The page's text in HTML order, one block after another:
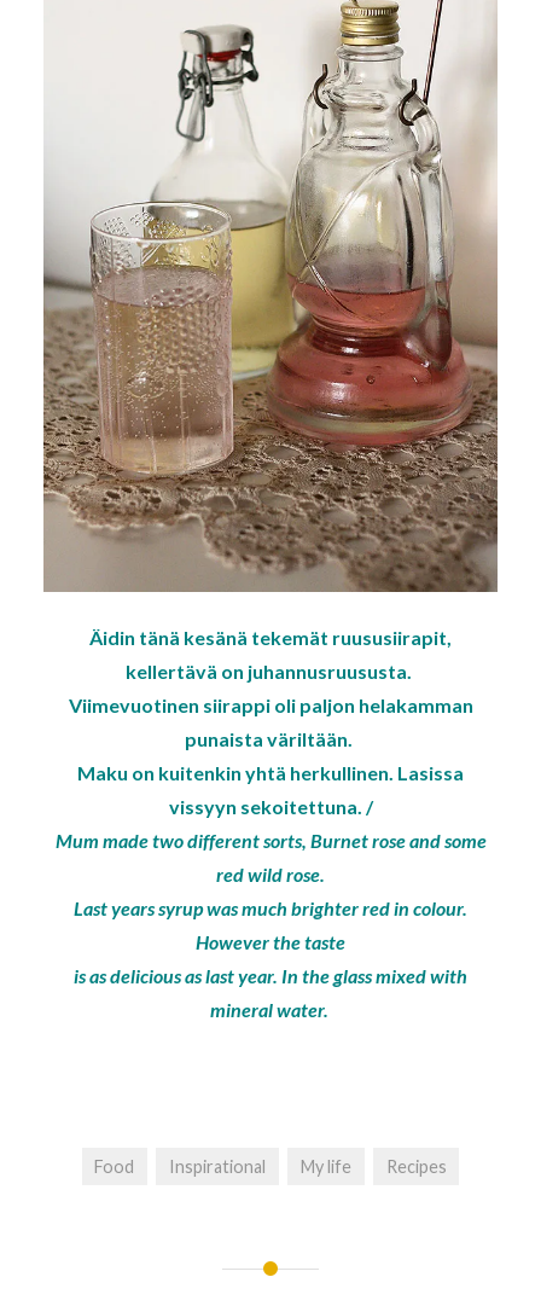
Äidin tänä kesänä tekemät ruususiirapit,
kellertävä on juhannusruususta.
Viimevuotinen siirappi oli paljon helakamman
punaista väriltään.
Maku on kuitenkin yhtä herkullinen. Lasissa
vissyyn sekoitettuna. /
Mum made two different sorts, Burnet rose and some
red wild rose.
Last years syrup was much brighter red in colour.
However the taste
is as delicious as last year. In the glass mixed with
mineral water.
Food Inspirational My life Recipes